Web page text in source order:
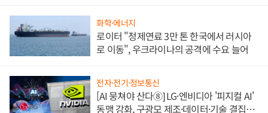
화학·에너지
로이터 "정제연료 3만 톤 한국에서 러시아
로 이동", 우크라이나의 공격에 수요 늘어
전자·전기·정보통신
[AI 뭉쳐야 산다⑧] LG·엔비디아 '피지컬 AI'
동맹 강화, 구광모 제조·데이터·기술 결집